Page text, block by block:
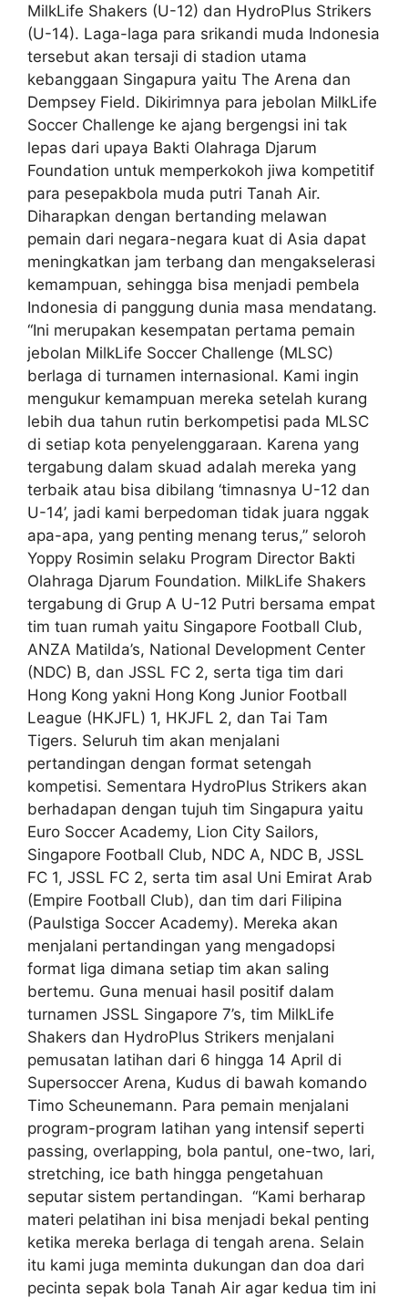
MilkLife Shakers (U-12) dan HydroPlus Strikers
(U-14). Laga-laga para srikandi muda Indonesia
tersebut akan tersaji di stadion utama
kebanggaan Singapura yaitu The Arena dan
Dempsey Field. Dikirimnya para jebolan MilkLife
Soccer Challenge ke ajang bergengsi ini tak
lepas dari upaya Bakti Olahraga Djarum
Foundation untuk memperkokoh jiwa kompetitif
para pesepakbola muda putri Tanah Air.
Diharapkan dengan bertanding melawan
pemain dari negara-negara kuat di Asia dapat
meningkatkan jam terbang dan mengakselerasi
kemampuan, sehingga bisa menjadi pembela
Indonesia di panggung dunia masa mendatang.
“Ini merupakan kesempatan pertama pemain
jebolan MilkLife Soccer Challenge (MLSC)
berlaga di turnamen internasional. Kami ingin
mengukur kemampuan mereka setelah kurang
lebih dua tahun rutin berkompetisi pada MLSC
di setiap kota penyelenggaraan. Karena yang
tergabung dalam skuad adalah mereka yang
terbaik atau bisa dibilang ‘timnasnya U-12 dan
U-14’, jadi kami berpedoman tidak juara nggak
apa-apa, yang penting menang terus,” seloroh
Yoppy Rosimin selaku Program Director Bakti
Olahraga Djarum Foundation. MilkLife Shakers
tergabung di Grup A U-12 Putri bersama empat
tim tuan rumah yaitu Singapore Football Club,
ANZA Matilda’s, National Development Center
(NDC) B, dan JSSL FC 2, serta tiga tim dari
Hong Kong yakni Hong Kong Junior Football
League (HKJFL) 1, HKJFL 2, dan Tai Tam
Tigers. Seluruh tim akan menjalani
pertandingan dengan format setengah
kompetisi. Sementara HydroPlus Strikers akan
berhadapan dengan tujuh tim Singapura yaitu
Euro Soccer Academy, Lion City Sailors,
Singapore Football Club, NDC A, NDC B, JSSL
FC 1, JSSL FC 2, serta tim asal Uni Emirat Arab
(Empire Football Club), dan tim dari Filipina
(Paulstiga Soccer Academy). Mereka akan
menjalani pertandingan yang mengadopsi
format liga dimana setiap tim akan saling
bertemu. Guna menuai hasil positif dalam
turnamen JSSL Singapore 7’s, tim MilkLife
Shakers dan HydroPlus Strikers menjalani
pemusatan latihan dari 6 hingga 14 April di
Supersoccer Arena, Kudus di bawah komando
Timo Scheunemann. Para pemain menjalani
program-program latihan yang intensif seperti
passing, overlapping, bola pantul, one-two, lari,
stretching, ice bath hingga pengetahuan
seputar sistem pertandingan. “Kami berharap
materi pelatihan ini bisa menjadi bekal penting
ketika mereka berlaga di tengah arena. Selain
itu kami juga meminta dukungan dan doa dari
pecinta sepak bola Tanah Air agar kedua tim ini